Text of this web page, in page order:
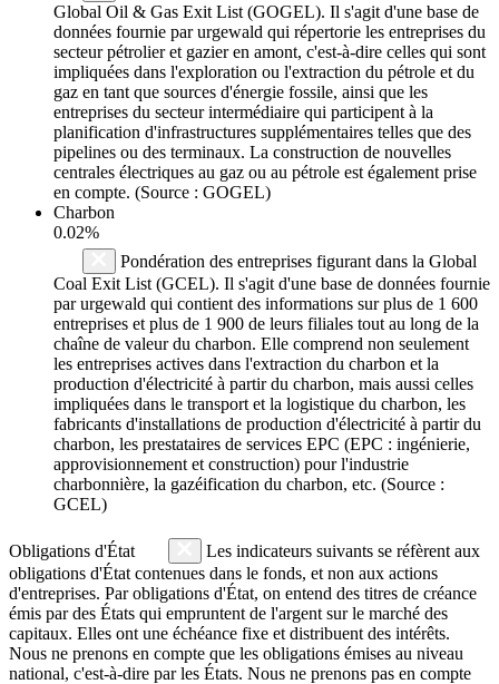
Global Oil & Gas Exit List (GOGEL). Il s'agit d'une base de
données fournie par urgewald qui répertorie les entreprises du
secteur pétrolier et gazier en amont, c'est-à-dire celles qui sont
impliquées dans l'exploration ou l'extraction du pétrole et du
gaz en tant que sources d'énergie fossile, ainsi que les
entreprises du secteur intermédiaire qui participent à la
planification d'infrastructures supplémentaires telles que des
pipelines ou des terminaux. La construction de nouvelles
centrales électriques au gaz ou au pétrole est également prise
en compte. (Source : GOGEL)
Charbon
0.02%
Pondération des entreprises figurant dans la Global
Coal Exit List (GCEL). Il s'agit d'une base de données fournie
par urgewald qui contient des informations sur plus de 1 600
entreprises et plus de 1 900 de leurs filiales tout au long de la
chaîne de valeur du charbon. Elle comprend non seulement
les entreprises actives dans l'extraction du charbon et la
production d'électricité à partir du charbon, mais aussi celles
impliquées dans le transport et la logistique du charbon, les
fabricants d'installations de production d'électricité à partir du
charbon, les prestataires de services EPC (EPC : ingénierie,
approvisionnement et construction) pour l'industrie
charbonnière, la gazéification du charbon, etc. (Source :
GCEL)
Obligations d'État
Les indicateurs suivants se réfèrent aux
obligations d'État contenues dans le fonds, et non aux actions
d'entreprises. Par obligations d'État, on entend des titres de créance
émis par des États qui empruntent de l'argent sur le marché des
capitaux. Elles ont une échéance fixe et distribuent des intérêts.
Nous ne prenons en compte que les obligations émises au niveau
national, c'est-à-dire par les États. Nous ne prenons pas en compte